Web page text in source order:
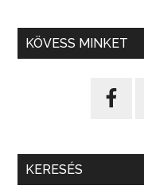
KÖVESS MINKET
KERESÉS